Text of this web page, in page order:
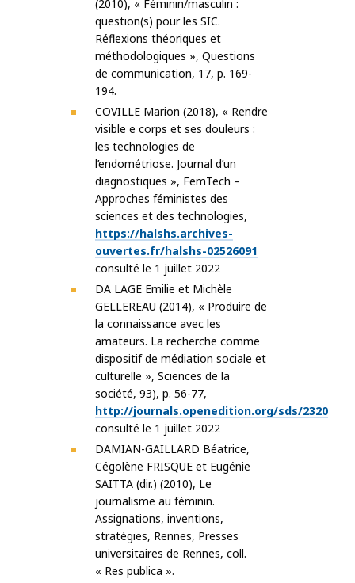
(2010), « Féminin/masculin :
question(s) pour les SIC.
Réflexions théoriques et
méthodologiques », Questions
de communication, 17, p. 169-
194.
COVILLE Marion (2018), « Rendre
visible e corps et ses douleurs :
les technologies de
l’endométriose. Journal d’un
diagnostiques », FemTech –
Approches féministes des
sciences et des technologies,
https://halshs.archives-
ouvertes.fr/halshs-02526091
consulté le 1 juillet 2022
DA LAGE Emilie et Michèle
GELLEREAU (2014), « Produire de
la connaissance avec les
amateurs. La recherche comme
dispositif de médiation sociale et
culturelle », Sciences de la
société, 93), p. 56-77,
http://journals.openedition.org/sds/2320
consulté le 1 juillet 2022
DAMIAN-GAILLARD Béatrice,
Cégolène FRISQUE et Eugénie
SAITTA (dir.) (2010), Le
journalisme au féminin.
Assignations, inventions,
stratégies, Rennes, Presses
universitaires de Rennes, coll.
« Res publica ».